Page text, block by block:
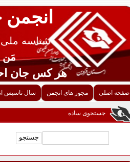
انجمن
شناسه ملی قزوین
مَن
هر کس جان احدی را
صفحه اصلی مجوز های انجمن سال تاسیس
جستجوی ساده